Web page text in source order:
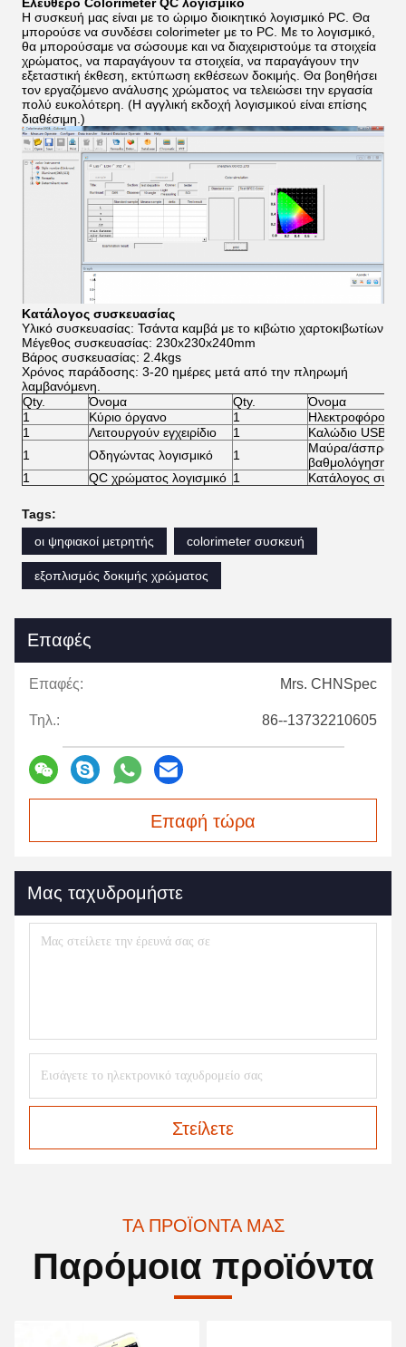
Η συσκευή μας είναι με το ώριμο διοικητικό λογισμικό PC. Θα
μπορούσε να συνδέσει colorimeter με το PC. Με το λογισμικό,
θα μπορούσαμε να σώσουμε και να διαχειριστούμε τα στοιχεία
χρώματος, να παραγάγουν τα στοιχεία, να παραγάγουν την
εξεταστική έκθεση, εκτύπωση εκθέσεων δοκιμής. Θα βοηθήσει
τον εργαζόμενο ανάλυσης χρώματος να τελειώσει την εργασία
πολύ ευκολότερη. (Η αγγλική εκδοχή λογισμικού είναι επίσης
διαθέσιμη.)
Κατάλογος συσκευασίας
Υλικό συσκευασίας: Τσάντα καμβά με το κιβώτιο χαρτοκιβωτίων
Μέγεθος συσκευασίας: 230x230x240mm
Βάρος συσκευασίας: 2.4kgs
Χρόνος παράδοσης: 3-20 ημέρες μετά από την πληρωμή
λαμβανόμενη.
Qty.
Όνομα Qty.
Όνομα
1
Κύριο όργανο 1
Ηλεκτροφόρο
1
Λειτουργούν εγχειρίδιο 1
Καλώδιο USB
1
Οδηγώντας λογισμικό 1
Μαύρα/άσπρα
βαθμολόγησης
1
QC χρώματος λογισμικό 1 Κατάλογος
Tags:
οι ψηφιακοί μετρητής
colorimeter συσκευή
εξοπλισμός δοκιμής χρώματος
Επαφές
Επαφές: Mrs. CHNSpec
Τηλ.: 86--13732210605
Επαφή τώρα
Μας ταχυδρομήστε
Στείλετε
ΤΑ ΠΡΟΪΌΝΤΑ ΜΑΣ
Παρόμοια προϊόντα